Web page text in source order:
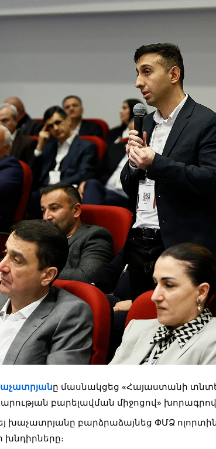
ը մասնակցեց «Հայաստանի
բարելավման միջոցով» խորագրով
բարձրաձայնեց ՓՄՁ